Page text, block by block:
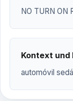
NO TURN ON
Kontext und
automóvil